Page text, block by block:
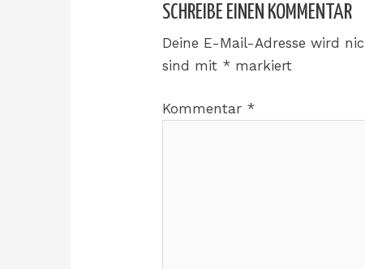
SCHREIBE EINEN KOMMENTAR
Deine E-Mail-Adresse wird
sind mit * markiert
Kommentar *